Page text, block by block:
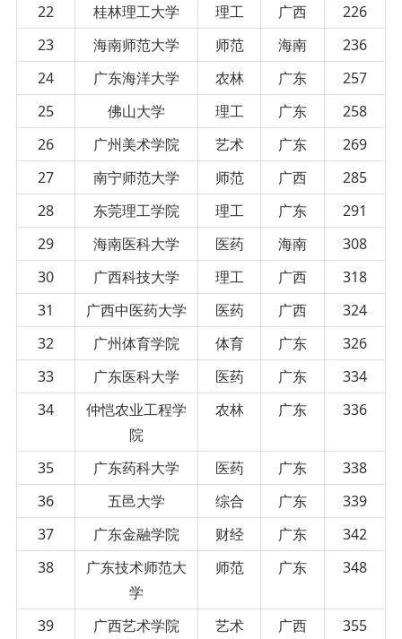
22
桂林理工大学 理工 广西
226
23
海南师范大学 师范 海南
236
24
广东海洋大学 农林 广东
257
25
佛山大学 理工 广东
258
26
广州美术学院 艺术 广东
269
27
南宁师范大学 师范 广西
285
28
东莞理工学院 理工 广东
291
29
海南医科大学 医药 海南
308
30
广西科技大学 理工 广西
318
31
广西中医药大学 医药 广西
324
32
广州体育学院 体育 广东
326
33
广东医科大学 医药 广东
334
34
仲恺农业工程学
院
农林 广东 336
35 广东药科大学 医药 广东
338
36
五邑大学 综合 广东
339
37
广东金融学院 财经 广东
342
38
广东技术师范大
学
师范 广东 348
39 广西艺术学院 艺术 广西 355